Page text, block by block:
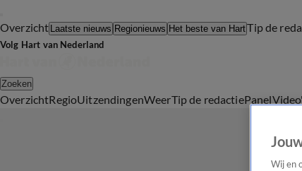
Overzicht Laatste nieuws Regionieuws Het beste van HartTip de
Volg Hart van Nederland
Zoeken
OverzichtRegioUitzendingenWeerTip de redactiePanel
Wij en